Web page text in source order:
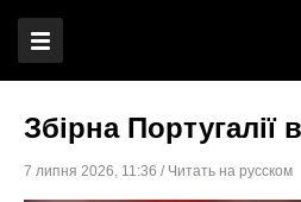
Збірна
7 липня 2026, 11:36 / Читать на русском